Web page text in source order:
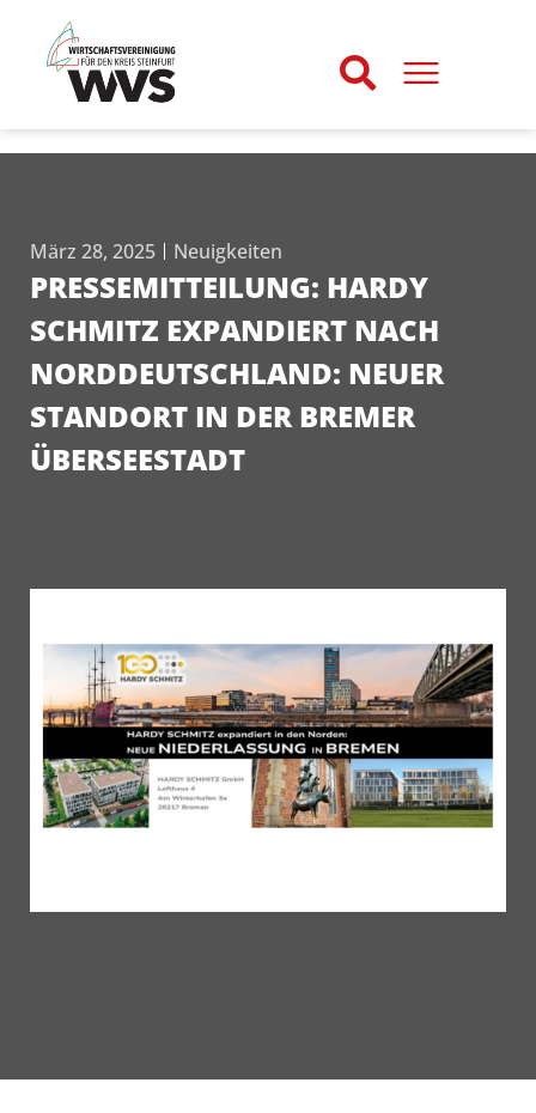
März 28, 2025 Neuigkeiten
PRESSEMITTEILUNG: HARDY
SCHMITZ EXPANDIERT NACH
NORDDEUTSCHLAND: NEUER
STANDORT IN DER BREMER
ÜBERSEESTADT